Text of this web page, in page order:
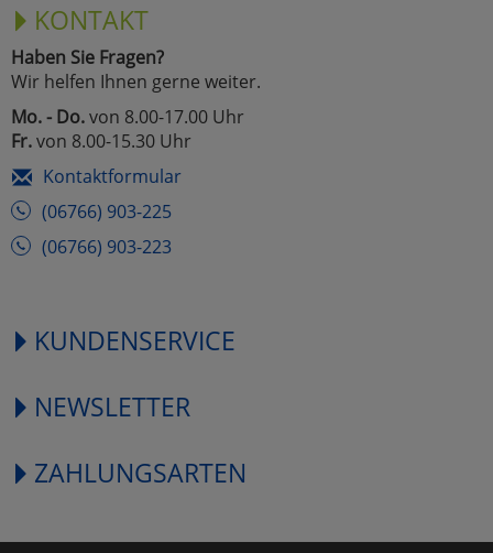
KONTAKT
Haben Sie Fragen?
Wir helfen Ihnen gerne weiter.
Mo. - Do.von 8.00-17.00 Uhr
Fr.von 8.00-15.30 Uhr
Kontaktformular
(06766) 903-225
(06766) 903-223
KUNDENSERVICE
NEWSLETTER
ZAHLUNGSARTEN